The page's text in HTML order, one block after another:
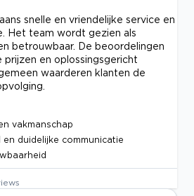
snelle en vriendelijke service en
Het team wordt gezien als
betrouwbaar. De beoordelingen
prijzen en oplossingsgericht
waarderen klanten de
vakmanschap
duidelijke communicatie